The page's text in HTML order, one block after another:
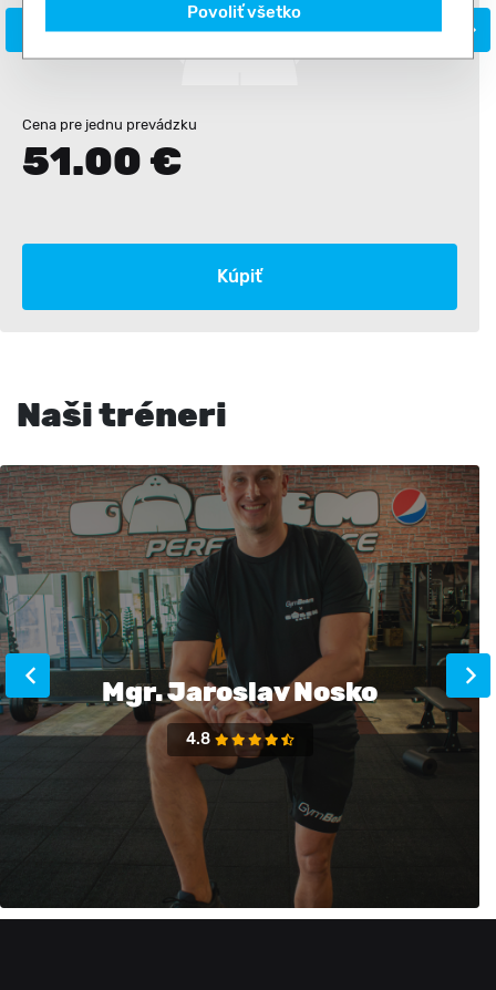
Cena pre jednu prevádzku
51.00 €
Kúpiť
Naši tréneri
Mgr. Jaroslav Nosko
4.8
Povoliť všetko